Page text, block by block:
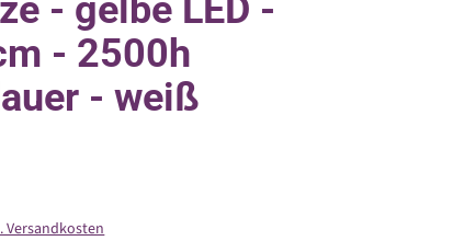
- gelbe LED -
- 2500h
- weiß
Versandkosten